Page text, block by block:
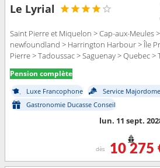
Le Lyrial
Saint Pierre et Miquelon > Cap-aux-Meules
newfoundland > Harrington Harbour > Île
Pierre > Tadoussac > Saguenay > Quebec
Pension complète
Luxe Francophone Service
Gastronomie Ducasse Conseil
lun. 11 sept.
dès 10 275